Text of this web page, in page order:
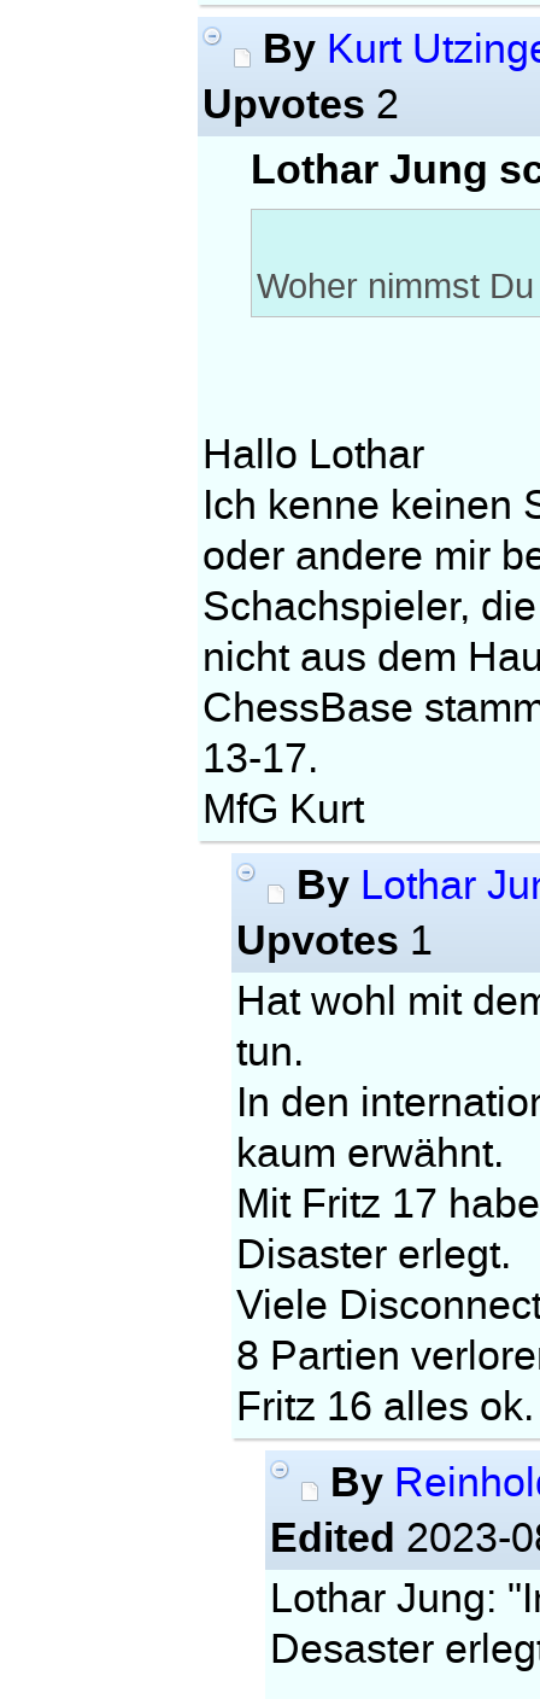
By Kurt
Upvotes 2
Lothar Jung
Woher nimmst
Hallo Lothar
Ich kenne keinen
oder andere mir
Schachspieler,
nicht aus dem
ChessBase
13-17.
MfG Kurt
By Lothar
Upvotes 1
Hat wohl mit
tun.
In den
kaum erwähnt.
Mit Fritz 17
Disaster erlegt.
Viele
8 Partien
Fritz 16 alles ok.
By
Edited 2023-
Lothar Jung:
Desaster